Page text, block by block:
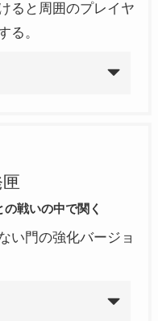
ると周囲のプレイヤ
る。
匣
戦いの中で関く
い門の強化バージョ